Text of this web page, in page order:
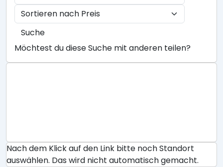
Suche
Möchtest du diese Suche mit anderen teilen?
Nach dem Klick auf den Link bitte noch Standort
auswählen. Das wird nicht automatisch gemacht.